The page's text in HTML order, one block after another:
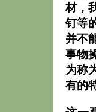
材，
钉等
并不
事物
为称
有的